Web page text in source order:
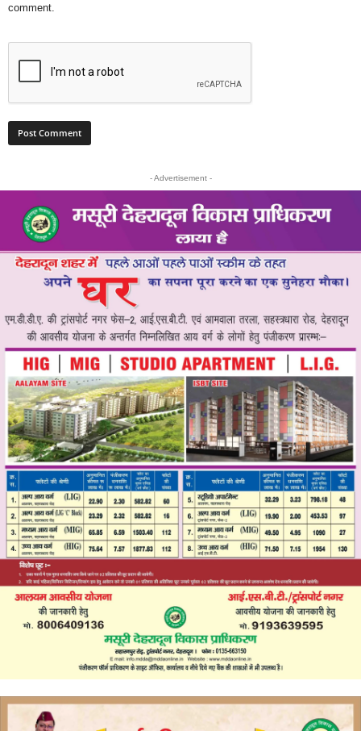
comment.
- Advertisement -